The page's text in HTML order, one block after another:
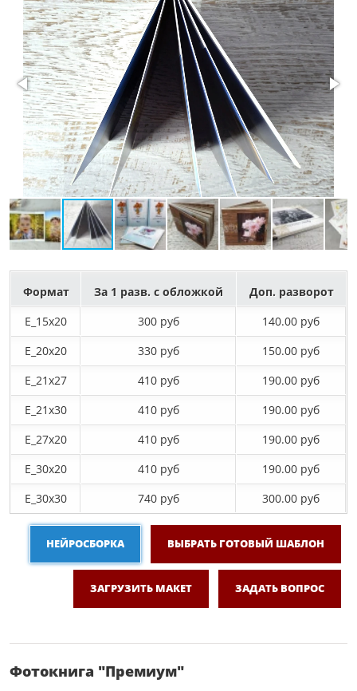
Формат За 1 разв. с обложкой
Доп. разворот
E_15х20
300 руб
140.00 руб
E_20х20
330 руб
150.00 руб
E_21х27
410 руб
190.00 руб
E_21х30
410 руб
190.00 руб
E_27x20
410 руб
190.00 руб
E_30x20
410 руб
190.00 руб
E_30х30
740 руб 300.00 руб
НЕЙРОСБОРКА ВЫБРАТЬ ГОТОВЫЙ ШАБЛОН
ЗАГРУЗИТЬ МАКЕТ ЗАДАТЬ ВОПРОС
Фотокнига "Премиум"